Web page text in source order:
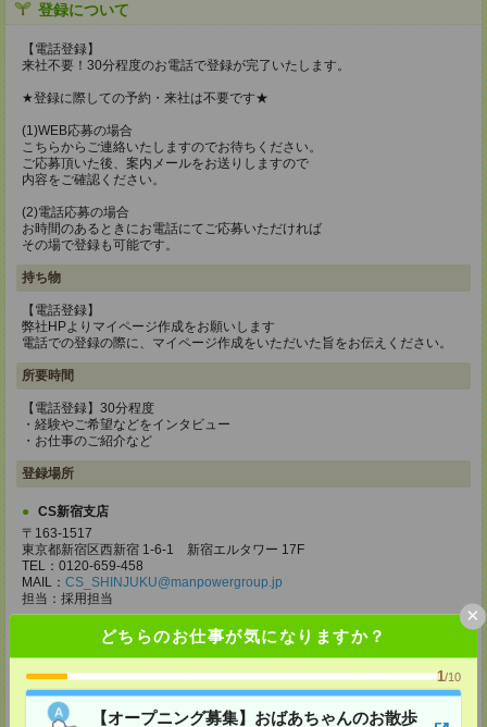
どちらのお仕事が気になりますか？
1/10
【オープニング募集】おばあちゃんのお散歩
×
登録について
【電話登録】
来社不要！30分程度のお電話で登録が完了いたします。
★登録に際しての予約・来社は不要です★
(1)WEB応募の場合
こちらからご連絡いたしますのでお待ちください。
ご応募頂いた後、案内メールをお送りしますので
内容をご確認ください。
(2)電話応募の場合
お時間のあるときにお電話にてご応募いただければ
その場で登録も可能です。
持ち物
【電話登録】
弊社HPよりマイページ作成をお願いします
電話での登録の際に、マイページ作成をいただいた旨をお伝えください。
所要時間
【電話登録】30分程度
・経験やご希望などをインタビュー
・お仕事のご紹介など
登録場所
CS新宿支店
〒163-1517
東京都新宿区西新宿 1-6-1 新宿エルタワー 17F
TEL：0120-659-458
MAIL： CS_SHINJUKU@manpowergroup.jp
担当：採用担当
CS立川支店
東京都立川市曙町2-34-7 ファーレイーストビル 8F
TEL：0120-659-460
MAIL：CS_TACHIKAWA@manpowergroup.jp
担当：採用担当